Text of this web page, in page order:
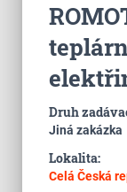
Druh
Jiná zakázka
Lokalita:
Celá Česká